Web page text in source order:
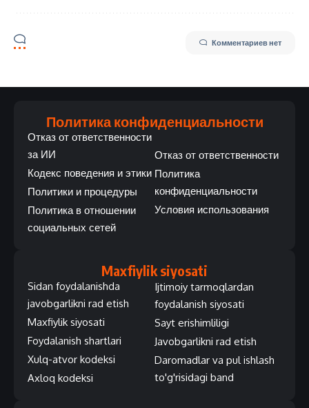
Комментариев нет
Политика конфиденциальности
Отказ от ответственности
за ИИ
Кодекс поведения и этики
Политики и процедуры
Политика в отношении
социальных сетей
Отказ от ответственности
Политика
конфиденциальности
Условия использования
Maxfiylik siyosati
Sidan foydalanishda
javobgarlikni rad etish
Maxfiylik siyosati
Foydalanish shartlari
Xulq-atvor kodeksi
Axloq kodeksi
Ijtimoiy tarmoqlardan
foydalanish siyosati
Sayt erishimliligi
Javobgarlikni rad etish
Daromadlar va pul ishlash
to'g'risidagi band